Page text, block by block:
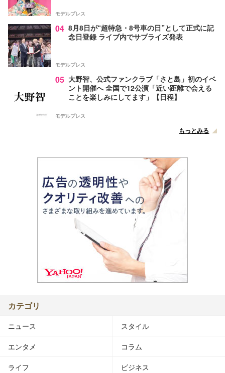
モデルプレス
04 8月8日が“超特急・8号車の日”として正式に記
念日登録 ライブ内でサプライズ発表
モデルプレス
05 大野智、公式ファンクラブ「さと島」初のイベ
ント開催へ 全国で12公演「近い距離で会える
ことを楽しみにしてます」【日程】
モデルプレス
もっとみる
カテゴリ
ニュース スタイル
エンタメ コラム
ライフ ビジネス